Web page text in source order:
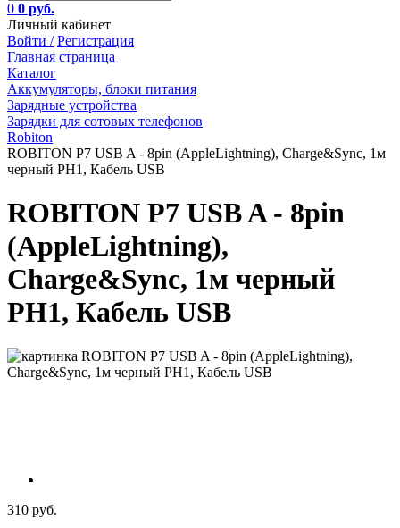
0 0 руб.
Личный кабинет
Войти / Регистрация
Главная страница
Каталог
Аккумуляторы, блоки питания
Зарядные устройства
Зарядки для сотовых телефонов
Robiton
ROBITON P7 USB A - 8pin (AppleLightning), Charge&Sync, 1м
черный PH1, Кабель USB
ROBITON P7 USB A - 8pin
(AppleLightning),
Charge&Sync, 1м черный
PH1, Кабель USB
310 руб.